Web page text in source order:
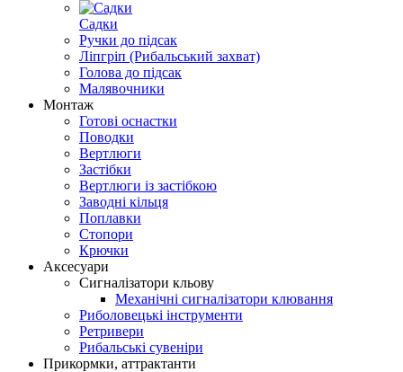
Садки
Ручки до підсак
Ліпгріп (Рибальський захват)
Голова до підсак
Малявочники
Монтаж
Готові оснастки
Поводки
Вертлюги
Застібки
Вертлюги із застібкою
Заводні кільця
Поплавки
Стопори
Крючки
Аксесуари
Сигналізатори кльову
Механічні сигналізатори клювання
Риболовецькі інструменти
Ретривери
Рибальські сувеніри
Прикормки, аттрактанти